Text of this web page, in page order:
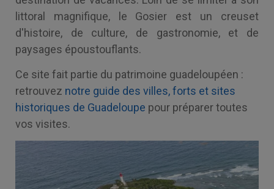
littoral magnifique, le Gosier est un creuset
d'histoire, de culture, de gastronomie, et de
paysages époustouflants.
Ce site fait partie du patrimoine guadeloupéen :
retrouvez notre guide des villes, forts et sites
historiques de Guadeloupe pour préparer toutes
vos visites.